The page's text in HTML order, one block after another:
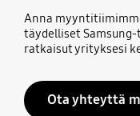
Anna
täydelliset
ratkaisut yrityksesi
Ota yhteyttä